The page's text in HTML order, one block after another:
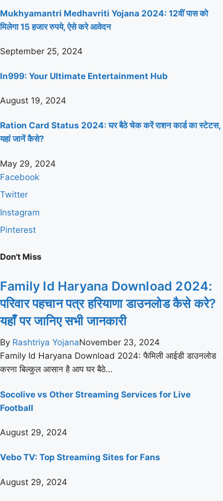
Mukhyamantri Medhavriti Yojana 2024: 12वीं पास को
मिलेगा 15 हजार रुपये, ऐसे करे आवेदन
September 25, 2024
In999: Your Ultimate Entertainment Hub
August 19, 2024
Ration Card Status 2024: घर बैठे चेक करें राशन कार्ड का स्टेटस,
यहां जानें कैसे?
May 29, 2024
Facebook
Twitter
Instagram
Pinterest
Don't Miss
Family Id Haryana Download 2024:
परिवार पहचान पत्र हरियाणा डाउनलोड कैसे करे?
यहाँ पर जानिए सभी जानकारी
By Rashtriya YojanaNovember 23, 2024
Family Id Haryana Download 2024: फैमिली आईडी डाउनलोड
करना बिल्कुल आसान है आप घर बैठे…
Socolive vs Other Streaming Services for Live
Football
August 29, 2024
Vebo TV: Top Streaming Sites for Fans
August 29, 2024